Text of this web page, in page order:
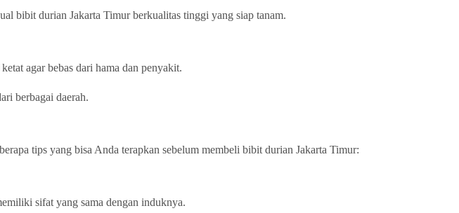
bibit durian Jakarta Timur berkualitas tinggi yang siap tanam.
agar bebas dari hama dan penyakit.
berbagai daerah.
tips yang bisa Anda terapkan sebelum membeli bibit durian Jakarta Timur:
sifat yang sama dengan induknya.